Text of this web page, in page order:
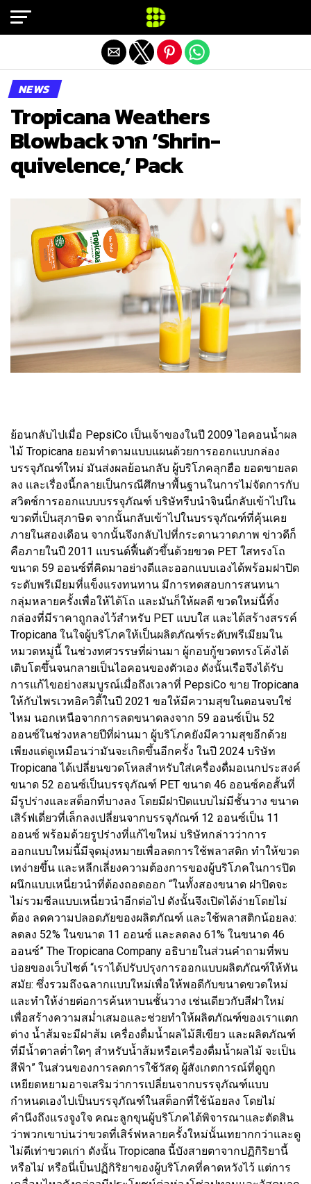
NEWS
Tropicana Weathers
Blowback จาก ‘Shrin-
quivelence,’ Pack
ย้อนกลับไปเมื่อ PepsiCo เป็นเจ้าของในปี 2009 ไอคอนน้ำผล
ไม้ Tropicana ยอมทำตามแบบแผนด้วยการออกแบบกล่อง
บรรจุภัณฑ์ใหม่ มันส่งผลย้อนกลับ ผู้บริโภคลุกฮือ ยอดขายลด
ลง และเรื่องนี้กลายเป็นกรณีศึกษาพื้นฐานในการไม่จัดการกับ
สวิตช์การออกแบบบรรจุภัณฑ์ บริษัทรีบนำจินนี่กลับเข้าไปใน
ขวดที่เป็นสุภาษิต จากนั้นกลับเข้าไปในบรรจุภัณฑ์ที่คุ้นเคย
ภายในสองเดือน จากนั้นจึงกลับไปที่กระดานวาดภาพ ข่าวดีก็
คือภายในปี 2011 แบรนด์ฟื้นตัวขึ้นด้วยขวด PET ใสทรงโถ
ขนาด 59 ออนซ์ที่คิดมาอย่างดีและออกแบบเองได้พร้อมฝาปิด
ระดับพรีเมียมที่แข็งแรงทนทาน มีการทดสอบการสนทนา
กลุ่มหลายครั้งเพื่อให้ได้โถ และมันก็ให้ผลดี ขวดใหม่นี้ทิ้ง
กล่องที่มีราคาถูกลงไว้สำหรับ PET แบบใส และได้สร้างสรรค์
Tropicana ในใจผู้บริโภคให้เป็นผลิตภัณฑ์ระดับพรีเมียมใน
หมวดหมู่นี้ ในช่วงทศวรรษที่ผ่านมา ผู้กอบกู้ขวดทรงโค้งได้
เติบโตขึ้นจนกลายเป็นไอคอนของตัวเอง ดังนั้นเรือจึงได้รับ
การแก้ไขอย่างสมบูรณ์เมื่อถึงเวลาที่ PepsiCo ขาย Tropicana
ให้กับไพรเวทอิควิตี้ในปี 2021 ขอให้มีความสุขในตอนจบใช่
ไหม นอกเหนือจากการลดขนาดลงจาก 59 ออนซ์เป็น 52
ออนซ์ในช่วงหลายปีที่ผ่านมา ผู้บริโภคยังมีความสุขอีกด้วย
เพียงแต่ดูเหมือนว่ามันจะเกิดขึ้นอีกครั้ง ในปี 2024 บริษัท
Tropicana ได้เปลี่ยนขวดโหลสำหรับใส่เครื่องดื่มอเนกประสงค์
ขนาด 52 ออนซ์เป็นบรรจุภัณฑ์ PET ขนาด 46 ออนซ์คอสั้นที่
มีรูปร่างและสต็อกที่บางลง โดยมีฝาปิดแบบไม่มีชั้นวาง ขนาด
เสิร์ฟเดี่ยวที่เล็กลงเปลี่ยนจากบรรจุภัณฑ์ 12 ออนซ์เป็น 11
ออนซ์ พร้อมด้วยรูปร่างที่แก้ไขใหม่ บริษัทกล่าวว่าการ
ออกแบบใหม่นี้มีจุดมุ่งหมายเพื่อลดการใช้พลาสติก ทำให้ขวด
เทง่ายขึ้น และหลีกเลี่ยงความต้องการของผู้บริโภคในการปิด
ผนึกแบบเหนี่ยวนำที่ต้องถอดออก “ในทั้งสองขนาด ฝาปิดจะ
ไม่รวมซีลแบบเหนี่ยวนำอีกต่อไป ดังนั้นจึงเปิดได้ง่ายโดยไม่
ต้อง ลดความปลอดภัยของผลิตภัณฑ์ และใช้พลาสติกน้อยลง:
ลดลง 52% ในขนาด 11 ออนซ์ และลดลง 61% ในขนาด 46
ออนซ์” The Tropicana Company อธิบายในส่วนคำถามที่พบ
บ่อยของเว็บไซต์ “เราได้ปรับปรุงการออกแบบผลิตภัณฑ์ให้ทัน
สมัย: ซึ่งรวมถึงฉลากแบบใหม่เพื่อให้พอดีกับขนาดขวดใหม่
และทำให้ง่ายต่อการค้นหาบนชั้นวาง เช่นเดียวกับสีฝาใหม่
เพื่อสร้างความสม่ำเสมอและช่วยทำให้ผลิตภัณฑ์ของเราแตก
ต่าง น้ำส้มจะมีฝาส้ม เครื่องดื่มน้ำผลไม้สีเขียว และผลิตภัณฑ์
ที่มีน้ำตาลต่ำใดๆ สำหรับน้ำส้มหรือเครื่องดื่มน้ำผลไม้ จะเป็น
สีฟ้า” ในส่วนของการลดการใช้วัสดุ ผู้สังเกตการณ์ที่ดูถูก
เหยียดหยามอาจเสริมว่าการเปลี่ยนจากบรรจุภัณฑ์แบบ
กำหนดเองไปเป็นบรรจุภัณฑ์ในสต็อกที่ใช้น้อยลง โดยไม่
คำนึงถึงแรงจูงใจ คณะลูกขุนผู้บริโภคได้พิจารณาและตัดสิน
ว่าพวกเขาบ่นว่าขวดที่เสิร์ฟหลายครั้งใหม่นั้นเทยากกว่าและดู
ไม่ดีเท่าขวดเก่า ดังนั้น Tropicana นี้บังสายตาจากปฏิกิริยานี้
หรือไม่ หรือนี่เป็นปฏิกิริยาของผู้บริโภคที่คาดหวังไว้ แต่การ
Exit mobile version